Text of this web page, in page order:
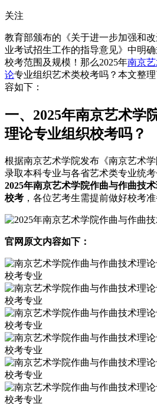
关注
教育部颁布的《关于进一步加强和
业考试招生工作的指导意见》中明
校考范围及规模！那么2025年南京
论专业组织艺术类校考吗？本文整
容如下：
一、2025年南京艺术学
理论专业组织校考吗？
根据南京艺术学院发布《南京艺术
录取本科专业与各省艺术类专业统
2025年南京艺术学院作曲与作曲技
校考 ，各位艺考生需提前做好校考准
官网原文内容如下：